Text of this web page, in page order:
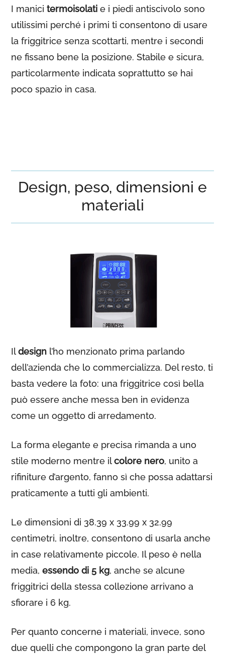
I manicitermoisolati e i piedi antiscivolo sono
utilissimi perché i primi ti consentono di usare
la friggitrice senza scottarti, mentre i secondi
ne fissano bene la posizione. Stabile e sicura,
particolarmente indicata soprattutto se hai
poco spazio in casa.
Design, peso, dimensioni e
materiali
Ildesign l’ho menzionato prima parlando
dell’azienda che lo commercializza. Del resto, ti
basta vedere la foto: una friggitrice così bella
può essere anche messa ben in evidenza
come un oggetto di arredamento.
La forma elegante e precisa rimanda a uno
stile moderno mentre ilcolore nero, unito a
rifiniture d’argento, fanno sì che possa adattarsi
praticamente a tutti gli ambienti.
Le dimensioni di 38.39 x 33.99 x 32.99
centimetri, inoltre, consentono di usarla anche
in case relativamente piccole. Il peso è nella
media,essendo di 5 kg, anche se alcune
friggitrici della stessa collezione arrivano a
sfiorare i 6 kg.
Per quanto concerne i materiali, invece, sono
due quelli che compongono la gran parte del